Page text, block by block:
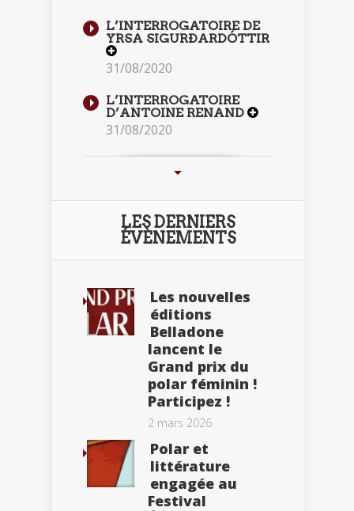
L’INTERROGATOIRE DE
YRSA SIGURÐARDÓTTIR
31/08/2020
L’INTERROGATOIRE
D’ANTOINE RENAND
31/08/2020
LES DERNIERS
ÉVÈNEMENTS
Les nouvelles
éditions
Belladone
lancent le
Grand prix du
polar féminin !
Participez !
2 mars 2026
Polar et
littérature
engagée au
Festival